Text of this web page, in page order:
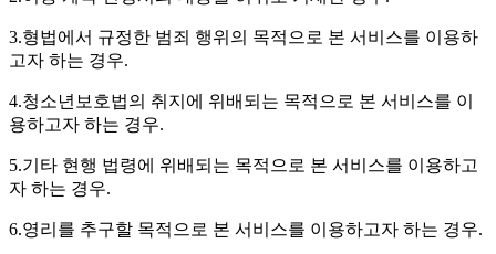
3.형법에서 규정한 범죄 행위의 목적으로 본 서비스를 이용하
고자 하는 경우.
4.청소년보호법의 취지에 위배되는 목적으로 본 서비스를 이
용하고자 하는 경우.
5.기타 현행 법령에 위배되는 목적으로 본 서비스를 이용하고
자 하는 경우.
6.영리를 추구할 목적으로 본 서비스를 이용하고자 하는 경우.